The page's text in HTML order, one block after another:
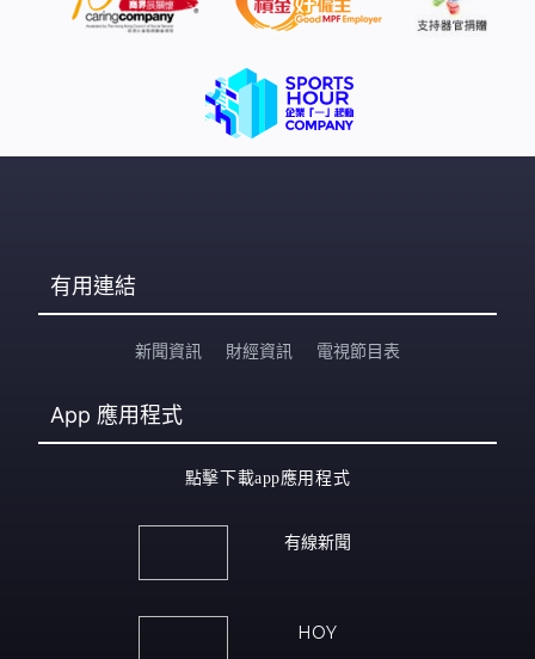
有用連結
新聞資訊 財經資訊 電視節目表
App 應用程式
點擊下載app應用程式
有線新聞
HOY